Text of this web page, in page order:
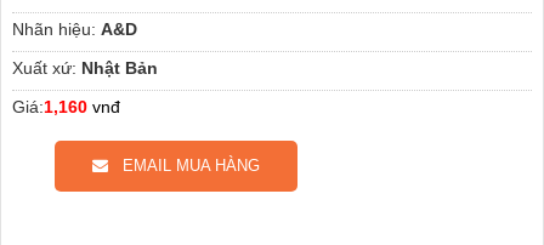
Nhãn hiệu: A&D
Xuất xứ: Nhật Bản
Giá:1,160 vnđ
EMAIL MUA HÀNG